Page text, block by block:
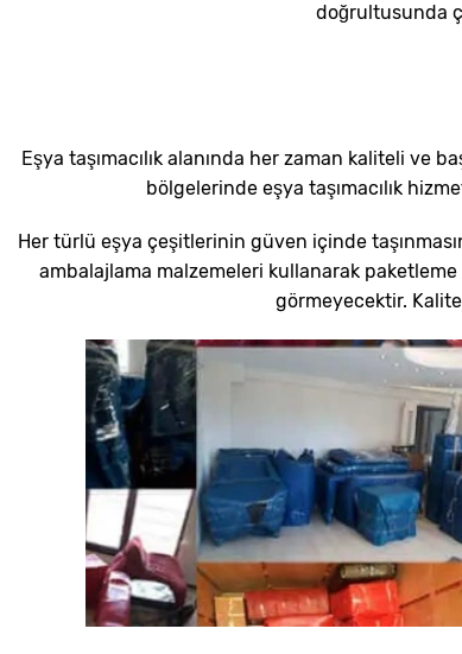
doğrultusunda
Eşya taşımacılık alanında her zaman kaliteli ve
bölgelerinde eşya taşımacılık
Her türlü eşya çeşitlerinin güven içinde
ambalajlama malzemeleri kullanarak paketleme
görmeyecektir.